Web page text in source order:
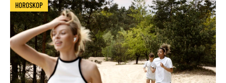
HOROSKOP